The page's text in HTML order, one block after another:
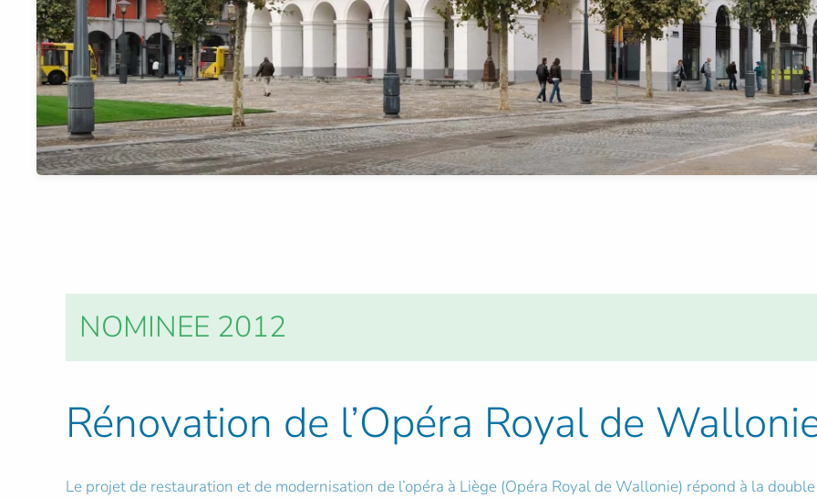
NOMINEE 2012
Rénovation de l’Opéra Royal de
Le projet de restauration et de modernisation de l’opéra à Liège (Opéra Royal de Wallonie) répond à la